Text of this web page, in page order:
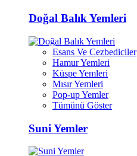
Doğal Balık Yemleri
Esans Ve Cezbediciler
Hamur Yemleri
Küspe Yemleri
Mısır Yemleri
Pop-up Yemler
Tümünü Göster
Suni Yemler